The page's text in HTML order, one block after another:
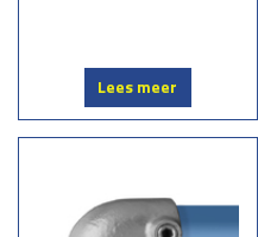
Lees meer